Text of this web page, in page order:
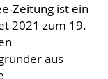
Zeitung ist ein
2021 zum 19.
aus